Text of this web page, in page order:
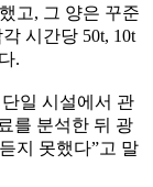
고, 그 양은 꾸준
시간당 50t, 10t
.
일 시설에서 관
를 분석한 뒤 광
지 못했다”고 말